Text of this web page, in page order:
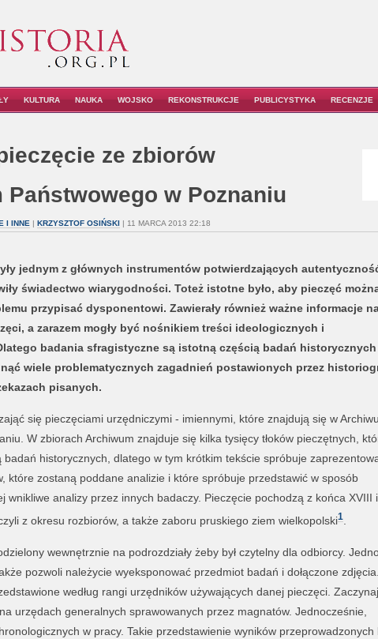
KULTURA NAUKA WOJSKO REKONSTRUKCJE PUBLICYSTYKA RECENZJE
ze zbiorów
Państwowego w Poznaniu
I INNE | KRZYSZTOF OSIŃSKI| 11 MARCA 2013 22:18
jednym z głównych instrumentów potwierdzających
świadectwo wiarygodności. Toteż istotne było, aby pieczęć
przypisać dysponentowi. Zawierały również ważne informacje
a zarazem mogły być nośnikiem treści ideologicznych i
badania sfragistyczne są istotną częścią badań historycznych
wiele problematycznych zagadnień postawionych przez
pisanych.
się pieczęciami urzędniczymi - imiennymi, które znajdują się w
W zbiorach Archiwum znajduje się kilka tysięcy tłoków pieczętnych,
badań historycznych, dlatego w tym krótkim tekście spróbuje
które zostaną poddane analizie i które spróbuje przedstawić w sposób
wnikliwe analizy przez innych badaczy. Pieczęcie pochodzą z końca XVIII i
z okresu rozbiorów, a także zaboru pruskiego ziem wielkopolski1.
wewnętrznie na podrozdziały żeby był czytelny dla odbiorcy.
pozwoli należycie wyeksponować przedmiot badań i dołączone zdjęcia.
według rangi urzędników używających danej pieczęci.
urzędach generalnych sprawowanych przez magnatów. Jednocześnie,
w pracy. Takie przedstawienie wyników przeprowadzonych